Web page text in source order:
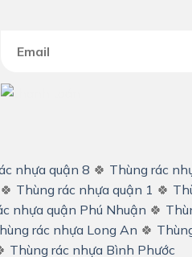
nhựa quận 8 🍀 Thùng rác
🍀 Thùng rác nhựa quận 1 🍀
nhựa quận Phú Nhuận 🍀
rác nhựa Long An 🍀
Thùng rác nhựa Bình Phước